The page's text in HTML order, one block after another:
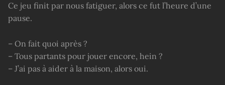
Ce jeu finit par nous fatiguer, alors ce fut l’heure d’une
pause.
– On fait quoi après ?
– Tous partants pour jouer encore, hein ?
– J’ai pas à aider à la maison, alors oui.